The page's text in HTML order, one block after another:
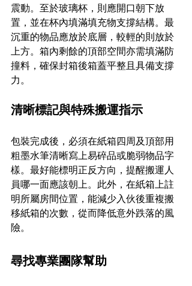
震動。至於玻璃杯，則應開口朝下放
置，並在杯內填滿填充物支撐結構。最
沉重的物品應放於底層，較輕的則放於
上方。箱內剩餘的頂部空間亦需填滿防
撞料，確保封箱後箱蓋平整且具備支撐
力。
清晰標記與特殊搬運指示
包裝完成後，必須在紙箱四周及頂部用
粗墨水筆清晰寫上易碎品或脆弱物品字
樣。最好能標明正反方向，提醒搬運人
員哪一面應該朝上。此外，在紙箱上註
明所屬房間位置，能減少入伙後重複搬
移紙箱的次數，從而降低意外跌落的風
險。
尋找專業團隊幫助